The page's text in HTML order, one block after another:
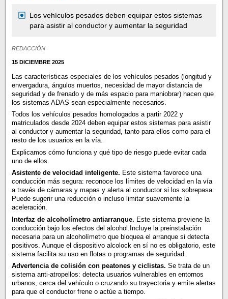
Los vehículos pesados deben equipar estos sistemas
para asistir al conductor y aumentar la seguridad
REDACCIÓN
15 DICIEMBRE 2025
Las características especiales de los vehículos pesados (longitud y
envergadura, ángulos muertos, necesidad de mayor distancia de
seguridad y de frenado y de más espacio para maniobrar) hacen que
los sistemas ADAS sean especialmente necesarios.
Todos los vehículos pesados homologados a partir 2022 y
matriculados desde 2024 deben equipar estos sistemas para asistir
al conductor y aumentar la seguridad, tanto para ellos como para el
resto de los usuarios en la vía.
Explicamos cómo funciona y qué tipo de riesgo puede evitar cada
uno de ellos.
Asistente de velocidad inteligente. Este sistema favorece una
conducción más segura: reconoce los límites de velocidad en la vía
a través de cámaras y mapas y alerta al conductor si los sobrepasa.
Puede sugerir una reducción o incluso limitar suavemente la
aceleración.
Interfaz de alcoholímetro antiarranque. Este sistema previene la
conducción bajo los efectos del alcohol.Incluye la preinstalación
necesaria para un alcoholímetro que bloquea el arranque si detecta
positivos. Aunque el dispositivo alcolock en sí no es obligatorio, este
sistema facilita su uso en flotas o programas de seguridad.
Advertencia de colisión con peatones y ciclistas. Se trata de un
sistema anti-atropellos: detecta usuarios vulnerables en entornos
urbanos, cerca del vehículo o cruzando su trayectoria y emite alertas
para que el conductor frene o actúe a tiempo.